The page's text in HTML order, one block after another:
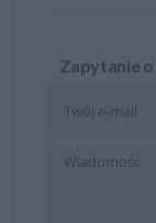
Zapytanie